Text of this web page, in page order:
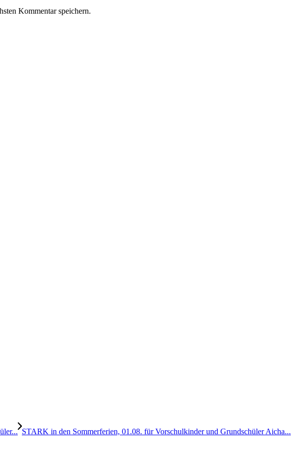
Kommentar speichern.
STARK in den Sommerferien, 01.08. für Vorschulkinder und Grundschüler Aicha...